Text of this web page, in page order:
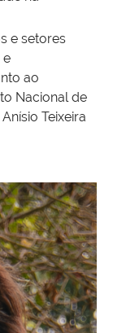
e setores
e
ao
Nacional de
Teixeira